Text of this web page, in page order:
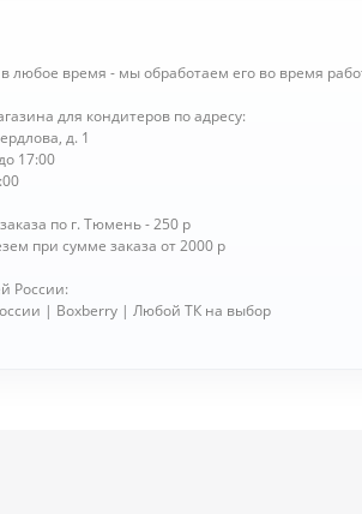
любое время - мы обработаем его во время
для кондитеров по адресу:
д. 1
17:00
по г. Тюмень - 250 р
при сумме заказа от 2000 р
России:
| Boxberry | Любой ТК на выбор